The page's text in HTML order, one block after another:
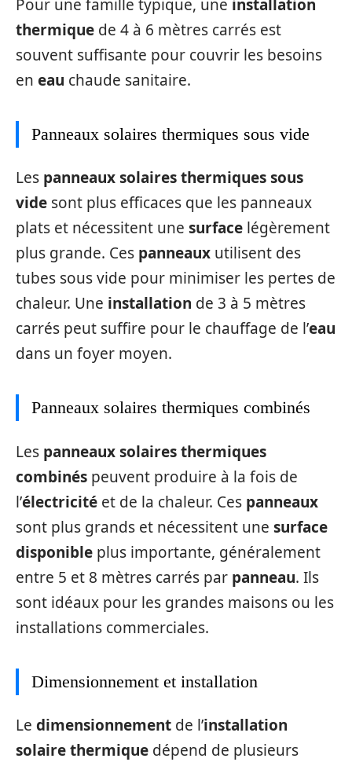
Pour une famille typique, une installation
thermique de 4 à 6 mètres carrés est
souvent suffisante pour couvrir les besoins
en eau chaude sanitaire.
Panneaux solaires thermiques sous vide
Les panneaux solaires thermiques sous
vide sont plus efficaces que les panneaux
plats et nécessitent une surface légèrement
plus grande. Ces panneaux utilisent des
tubes sous vide pour minimiser les pertes de
chaleur. Une installation de 3 à 5 mètres
carrés peut suffire pour le chauffage de l’eau
dans un foyer moyen.
Panneaux solaires thermiques combinés
Les panneaux solaires thermiques
combinés peuvent produire à la fois de
l’électricité et de la chaleur. Ces panneaux
sont plus grands et nécessitent une surface
disponible plus importante, généralement
entre 5 et 8 mètres carrés par panneau. Ils
sont idéaux pour les grandes maisons ou les
installations commerciales.
Dimensionnement et installation
Le dimensionnement de l’installation
solaire thermique dépend de plusieurs